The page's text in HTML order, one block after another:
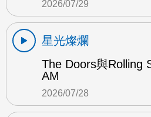
2026/07/29
星光燦爛
The Doors與Rolling
AM
2026/07/28